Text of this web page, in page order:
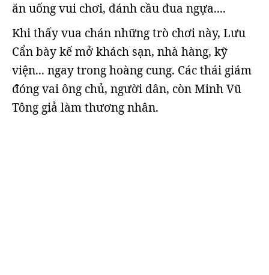
ăn uống vui chơi, đánh cầu đua ngựa....
Khi thấy vua chán những trò chơi này, Lưu
Cẩn bày kế mở khách sạn, nhà hàng, kỹ
viện... ngay trong hoàng cung. Các thái giám
đóng vai ông chủ, người dân, còn Minh Vũ
Tông giả làm thương nhân.